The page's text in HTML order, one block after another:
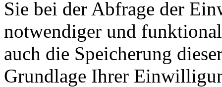
Sie bei der Abfrage der
notwendiger und
auch die Speicherung
Grundlage Ihrer